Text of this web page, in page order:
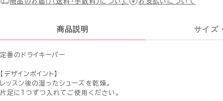
商品説明 サイズ
定番のドライキーパー
【デザインポイント】
レッスン後の湿ったシューズを乾燥。
片足に1つずつ入れてご使用ください。